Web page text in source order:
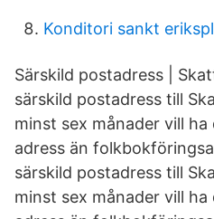
Konditori sankt
Särskild postadress |
särskild postadress till
minst sex månader vill
adress än
särskild postadress till
minst sex månader vill